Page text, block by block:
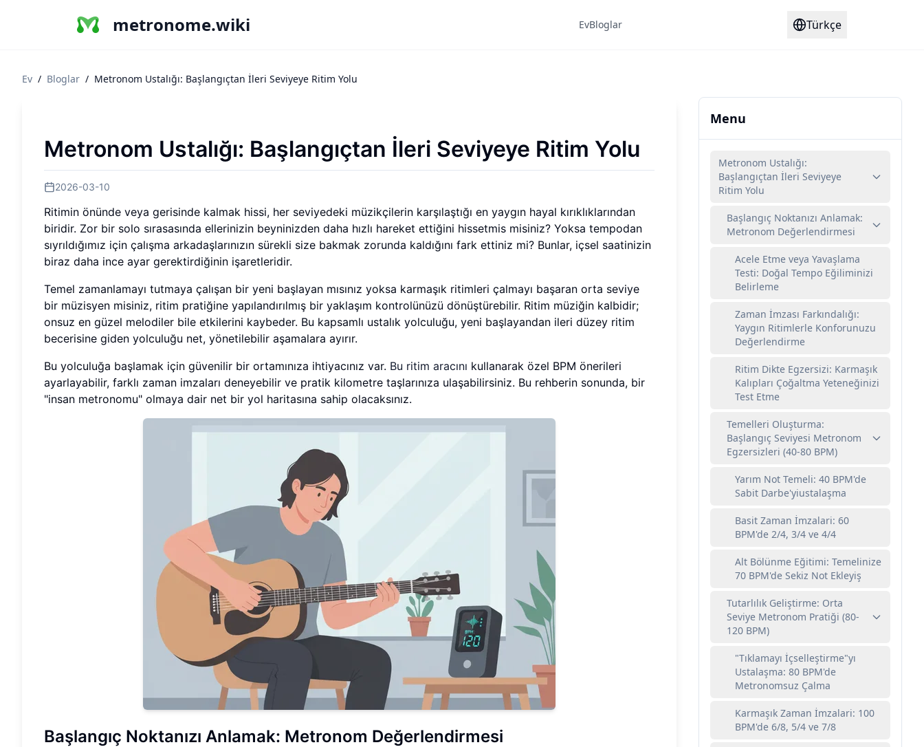
metronome.wiki EvBloglar Türkçe
Ev / Bloglar / Metronom Ustalığı: Başlangıçtan İleri Seviyeye Ritim Yolu
Metronom Ustalığı: Başlangıçtan İleri Seviyeye Ritim Yolu
2026-03-10
Ritimin önünde veya gerisinde kalmak hissi, her seviyedeki müzikçilerin karşılaştığı en yaygın hayal kırıklıklarından
biridir. Zor bir solo sırasasında ellerinizin beyninizden daha hızlı hareket ettiğini hissetmis misiniz? Yoksa tempodan
sıyrıldığımız için çalışma arkadaşlarınızın sürekli size bakmak zorunda kaldığını fark ettiniz mi? Bunlar, içsel saatinizin
biraz daha ince ayar gerektirdiğinin işaretleridir.
Temel zamanlamayı tutmaya çalışan bir yeni başlayan mısınız yoksa karmaşık ritimleri çalmayı başaran orta seviye
bir müzisyen misiniz, ritim pratiğine yapılandırılmış bir yaklaşım kontrolünüzü dönüştürebilir. Ritim müziğin kalbidir;
onsuz en güzel melodiler bile etkilerini kaybeder. Bu kapsamlı ustalık yolculuğu, yeni başlayandan ileri düzey ritim
becerisine giden yolculuğu net, yönetilebilir aşamalara ayırır.
Bu yolculuğa başlamak için güvenilir bir ortamınıza ihtiyacınız var. Bu ritim aracını kullanarak özel BPM önerileri
ayarlayabilir, farklı zaman imzaları deneyebilir ve pratik kilometre taşlarınıza ulaşabilirsiniz. Bu rehberin sonunda, bir
"insan metronomu" olmaya dair net bir yol haritasına sahip olacaksınız.
Başlangıç Noktanızı Anlamak: Metronom Değerlendirmesi
Menu
Metronom Ustalığı:
Başlangıçtan İleri Seviyeye
Ritim Yolu
Başlangıç Noktanızı Anlamak:
Metronom Değerlendirmesi
Acele Etme veya Yavaşlama
Testi: Doğal Tempo Eğiliminizi
Belirleme
Zaman İmzası Farkındalığı:
Yaygın Ritimlerle Konforunuzu
Değerlendirme
Ritim Dikte Egzersizi: Karmaşık
Kalıpları Çoğaltma Yeteneğinizi
Test Etme
Temelleri Oluşturma:
Başlangıç Seviyesi Metronom
Egzersizleri (40-80 BPM)
Yarım Not Temeli: 40 BPM'de
Sabit Darbe'yiustalaşma
Basit Zaman İmzalari: 60
BPM'de 2/4, 3/4 ve 4/4
Alt Bölünme Eğitimi: Temelinize
70 BPM'de Sekiz Not Ekleyiş
Tutarlılık Geliştirme: Orta
Seviye Metronom Pratiği (80-
120 BPM)
"Tıklamayı İçselleştirme"yı
Ustalaşma: 80 BPM'de
Metronomsuz Çalma
Karmaşık Zaman İmzalari: 100
BPM'de 6/8, 5/4 ve 7/8